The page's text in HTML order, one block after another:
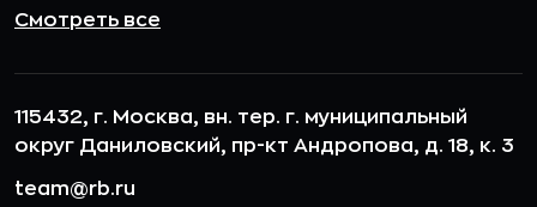
Смотреть все
115432, г. Москва, вн. тер. г. муниципальный
округ Даниловский, пр-кт Андропова, д. 18, к. 3
team@rb.ru